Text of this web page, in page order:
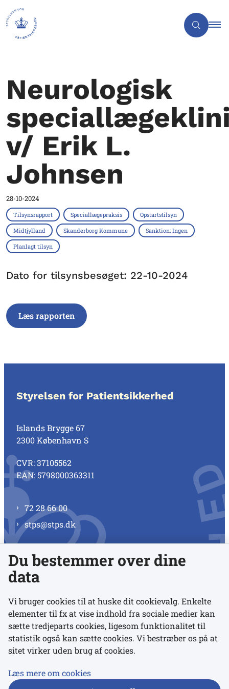
Neurologisk
v/ Erik L.
Johnsen
28-10-2024
Tilsynsrapport Speciallægepraksis Opstartstilsyn
Midtjylland Skanderborg Kommune Sanktion: Ingen
Planlagt tilsyn
Dato for tilsynsbesøget: 22-10-2024
Læs rapporten
Styrelsen for Patientsikkerhed
Islands Brygge 67
2300 København S
CVR: 37105562
EAN: 5798000363311
72 28 66 00
stps@stps.dk
Se alle kontaktnumre
Links
Udgivelser
Du bestemmer over dine
data
Vi bruger cookies til at huske dit cookievalg. Enkelte
elementer til fx at vise indhold fra sociale medier kan
sætte tredjeparts cookies, ligesom funktionalitet til
statistik også kan sætte cookies. Vi bestræber os på at
sitet virker uden brug af cookies.
Læs mere om cookies